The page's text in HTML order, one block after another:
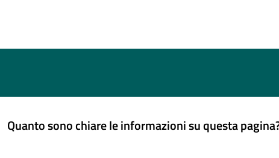
Quanto sono chiare le informazioni su questa